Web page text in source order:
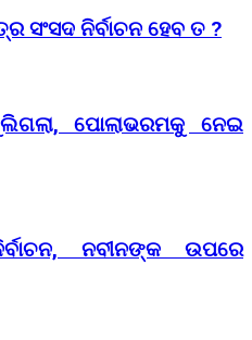
ସଂସଦ ନିର୍ବାଚନ ହେବ ତ ?
ପୋଲାଭରମକୁ ନେଇ
ନବୀନଙ୍କ ଉପରେ